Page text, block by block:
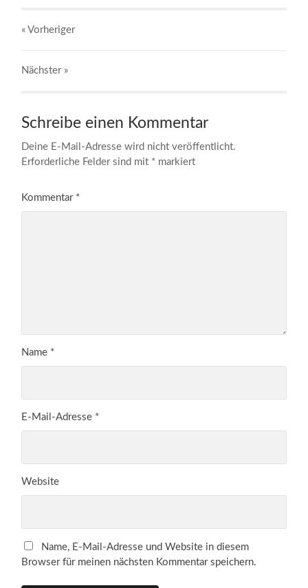
« Vorheriger
Nächster »
Schreibe einen Kommentar
Deine E-Mail-Adresse wird nicht veröffentlicht.
Erforderliche Felder sind mit * markiert
Kommentar *
Name *
E-Mail-Adresse *
Website
Name, E-Mail-Adresse und Website in diesem
Browser für meinen nächsten Kommentar speichern.